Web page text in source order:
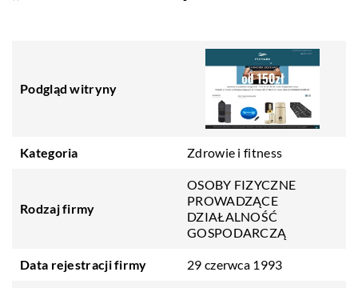
Podgląd witryny
Kategoria Zdrowie i fitness
Rodzaj firmy
OSOBY FIZYCZNE
PROWADZĄCE
DZIAŁALNOŚĆ
GOSPODARCZĄ
Data rejestracji firmy 29 czerwca 1993